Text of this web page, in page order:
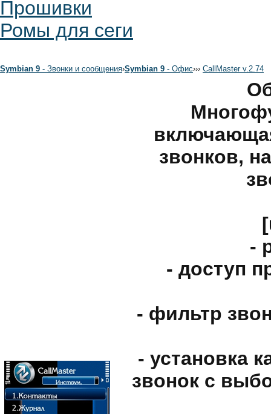
Прошивки
Ромы для сеги
Symbian 9 - Звонки и сообщения›Symbian 9 - Офис››› CallMaster v.2.74
звонков,
-
- доступ
- фильтр
- установка
звонок с